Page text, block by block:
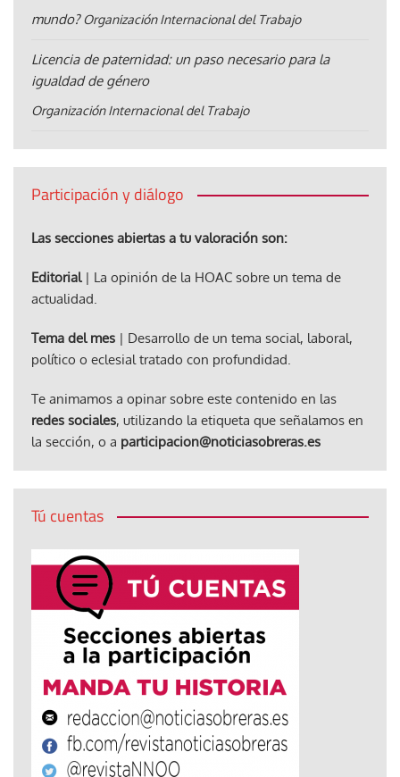
mundo? Organización Internacional del Trabajo
Licencia de paternidad: un paso necesario para la
igualdad de género
Organización Internacional del Trabajo
Participación y diálogo
Las secciones abiertas a tu valoración son:
Editorial| La opinión de la HOAC sobre un tema de
actualidad.
Tema del mes | Desarrollo de un tema social, laboral,
político o eclesial tratado con profundidad.
Te animamos a opinar sobre este contenido en las
redes sociales, utilizando la etiqueta que señalamos en
la sección, o a participacion@noticiasobreras.es
Tú cuentas